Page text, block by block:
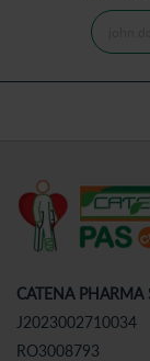
CATENA PHARMA
J2023002710034
RO3008793